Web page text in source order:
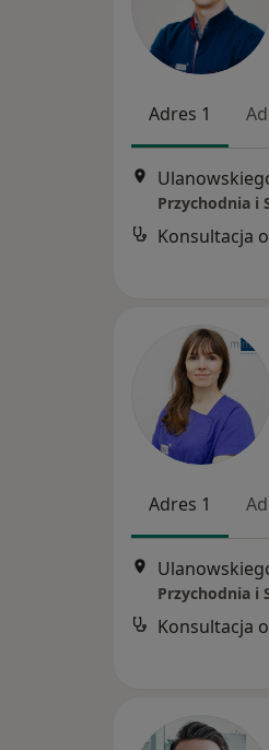
Adres 1
Przychodnia i
Konsultacja
Adres 1
Przychodnia i
Konsultacja